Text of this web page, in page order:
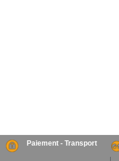
Paiement - Transport